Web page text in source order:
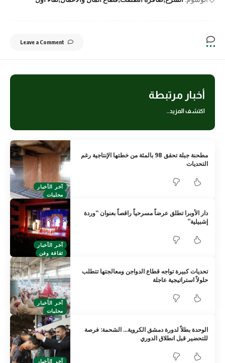
Leave a Comment
أخبار مرتبطة
اكتشف المزيد..
آخر الأخبار
محليات
مطحنة جبلة تحقق 98 بالمئة من خطتها الإنتاجية رغم
التحديات
آخر الأخبار
ثقافة وفن
دار الأوبرا تطلق عرضاً مسرحياً راقصاً بعنوان “وردة
إشبيلية”
آخر الأخبار
محليات
تحديات كبيرة تواجه قطاع الدواجن ومعالجتها تتطلب
حلولاً استراتيجية عاجلة
آخر الأخبار
الوحدة بطلاً لدورة دمشق الكروية… الشحمة: فرصة
للتحضير قبل انطلاق الدوري